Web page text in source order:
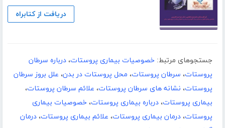
دریافت از کتابراه
جستجوهای مرتبط: خصوصیات بیماری پروستات، درباره سرطان
پروستات، سرطان پروستات، محل پروستات در بدن، علل بروز سرطان
پروستات، نشانه های سرطان پروستات، علائم سرطان پروستات،
بیماری پروستات، درباره بیماری پروستات، خصوصیات بیماری
پروستات، درمان بیماری پروستات، علائم بیماری پروستات، درمان